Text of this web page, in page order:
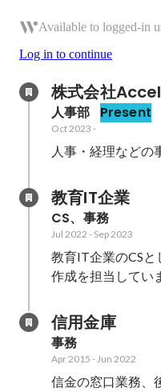
Available to logged-in
Log in to continue
株式会社
人事部 Present
Oct 2023 -
人事・経理などの
教育IT企業
CS、事務
Jul 2022 - Sep 2023
教育IT企業のCS
作成を担当してい
信用金庫
事務
Apr 2015 -Jun 2022
信金の窓口業務、